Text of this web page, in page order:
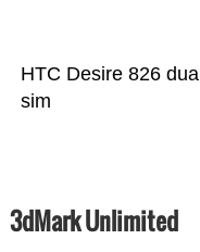
HTC Desire 826 dual
sim
3dMark Unlimited